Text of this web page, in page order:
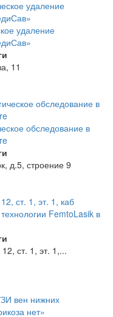
удаление
11
обследование в
д.5, строение 9
FemtoLasik в
ст. 1, эт. 1,...